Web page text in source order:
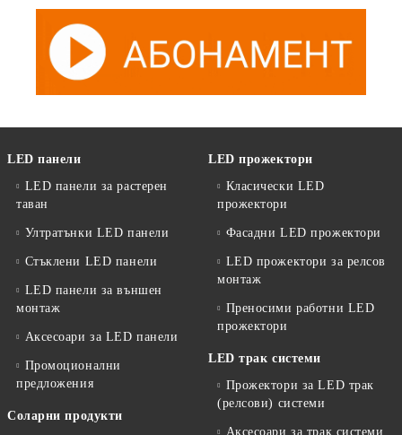
LED панели
LED панели за растерен
таван
Ултратънки LED панели
Стъклени LED панели
LED панели за външен
монтаж
Аксесоари за LED панели
Промоционални
предложения
Соларни продукти
LED прожектори
Класически LED
прожектори
Фасадни LED прожектори
LED прожектори за релсов
монтаж
Преносими работни LED
прожектори
LED трак системи
Прожектори за LED трак
(релсови) системи
Аксесоари за трак системи